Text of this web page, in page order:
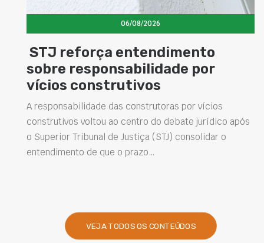
entendimento
por
das construtoras por vícios
ao centro do debate jurídico após
de Justiça (STJ) consolidar o
o prazo…
Concretos
elevam
soluções na
Projetar estruturas
intervenções de
VEJA TODOS OS CONTEÚDOS